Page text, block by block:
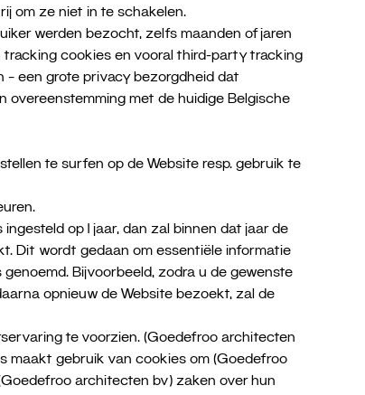
om ze niet in te schakelen.
werden bezocht, zelfs maanden of jaren
tracking cookies en vooral third-party tracking
een grote privacy bezorgdheid dat
overeenstemming met de huidige Belgische
te surfen op de Website resp. gebruik te
op 1 jaar, dan zal binnen dat jaar de
Dit wordt gedaan om essentiële informatie
Bijvoorbeeld, zodra u de gewenste
opnieuw de Website bezoekt, zal de
te voorzien. (Goedefroo architecten
maakt gebruik van cookies om (Goedefroo
architecten bv) zaken over hun